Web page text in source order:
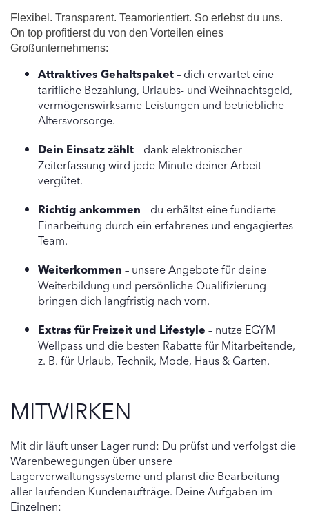
Flexibel. Transparent. Teamorientiert. So erlebst du uns.
On top profitierst du von den Vorteilen eines
Großunternehmens:
Attraktives Gehaltspaket– dich erwartet eine
tarifliche Bezahlung, Urlaubs- und Weihnachtsgeld,
vermögenswirksame Leistungen und betriebliche
Altersvorsorge.
Dein Einsatz zählt– dank elektronischer
Zeiterfassung wird jede Minute deiner Arbeit
vergütet.
Richtig ankommen – du erhältst eine fundierte
Einarbeitung durch ein erfahrenes und engagiertes
Team.
Weiterkommen – unsere Angebote für deine
Weiterbildung und persönliche Qualifizierung
bringen dich langfristig nach vorn.
Extras für Freizeit und Lifestyle – nutze EGYM
Wellpass und die besten Rabatte für Mitarbeitende,
z. B. für Urlaub, Technik, Mode, Haus & Garten.
MITWIRKEN
Mit dir läuft unser Lager rund: Du prüfst und verfolgst die
Warenbewegungen über unsere
Lagerverwaltungssysteme und planst die Bearbeitung
aller laufenden Kundenaufträge. Deine Aufgaben im
Einzelnen: